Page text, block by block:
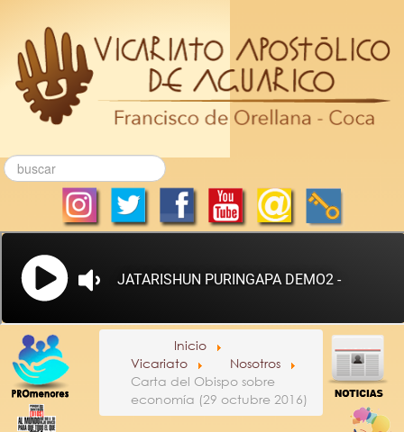
Inicio
Vicariato
Nosotros
Carta del Obispo sobre
economía (29 octubre 2016)